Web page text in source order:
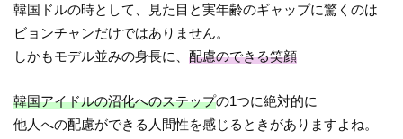
韓国ドルの時として、見た目と実年齢のギャップに驚くのは
ビョンチャンだけではありません。
しかもモデル並みの身長に、配慮のできる笑顔
韓国アイドルの沼化へのステップの1つに絶対的に
他人への配慮ができる人間性を感じるときがありますよね。